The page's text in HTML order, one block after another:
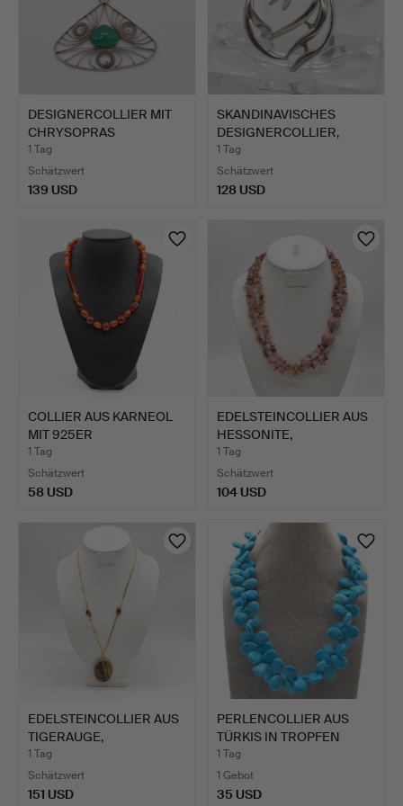
DESIGNERCOLLIER MIT
CHRYSOPRAS
CABOCHON, 9…
1 Tag
Schätzwert
139 USD
SKANDINAVISCHES
DESIGNERCOLLIER,
"GFAB", V…
1 Tag
Schätzwert
128 USD
COLLIER AUS KARNEOL
MIT 925ER
STERLINGSILB…
1 Tag
Schätzwert
58 USD
EDELSTEINCOLLIER AUS
HESSONITE,
HANDGESCHL…
1 Tag
Schätzwert
104 USD
EDELSTEINCOLLIER AUS
TIGERAUGE,
DURCHBROCH…
1 Tag
Schätzwert
151 USD
PERLENCOLLIER AUS
TÜRKIS IN TROPFEN
FORM, …
1 Tag
1 Gebot
35 USD